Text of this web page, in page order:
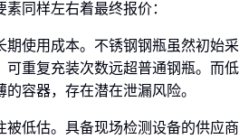
同样左右着最终报价：
期使用成本。不锈钢钢瓶虽然初始采
可重复充装次数远超普通钢瓶。而低
容器，存在潜在泄漏风险。
被低估。具备现场检测设备的供应商